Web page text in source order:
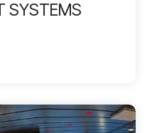
SYSTEMS